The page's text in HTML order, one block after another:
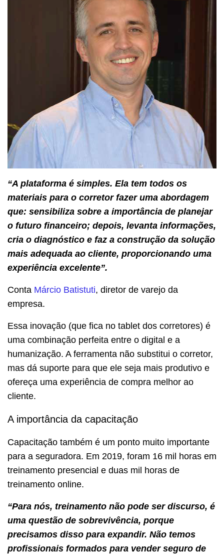
“A plataforma é simples. Ela tem todos os
materiais para o corretor fazer uma abordagem
que: sensibiliza sobre a importância de planejar
o futuro financeiro; depois, levanta informações,
cria o diagnóstico e faz a construção da solução
mais adequada ao cliente, proporcionando uma
experiência excelente”.
Conta Márcio Batistuti, diretor de varejo da
empresa.
Essa inovação (que fica no tablet dos corretores) é
uma combinação perfeita entre o digital e a
humanização. A ferramenta não substitui o corretor,
mas dá suporte para que ele seja mais produtivo e
ofereça uma experiência de compra melhor ao
cliente.
A importância da capacitação
Capacitação também é um ponto muito importante
para a seguradora. Em 2019, foram 16 mil horas em
treinamento presencial e duas mil horas de
treinamento online.
“Para nós, treinamento não pode ser discurso, é
uma questão de sobrevivência, porque
precisamos disso para expandir. Não temos
profissionais formados para vender seguro de